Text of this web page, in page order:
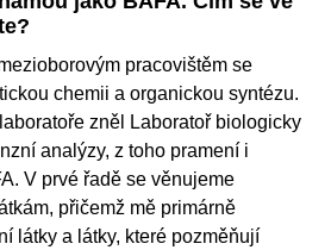
pracovištěm se
chemii a organickou syntézu.
zněl Laboratoř biologicky
analýzy, z toho pramení i
V prvé řadě se věnujeme
přičemž mě primárně
látky a látky, které pozměňují